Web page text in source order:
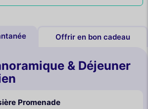
Offrir en bon cadeau
& Déjeuner
Promenade